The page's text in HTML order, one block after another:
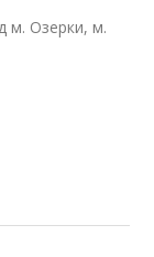
м. Озерки, м.